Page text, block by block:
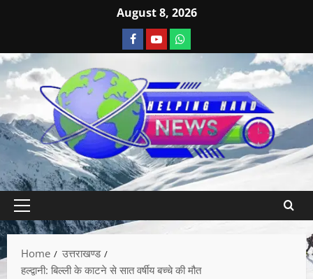
August 8, 2026
Home
उत्तराखण्ड
हल्द्वानी: बिल्ली के काटने से सात वर्षीय बच्चे की मौत